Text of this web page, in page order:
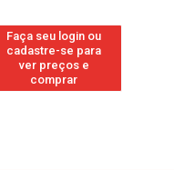
Faça seu login ou
cadastre-se para
ver preços e
comprar